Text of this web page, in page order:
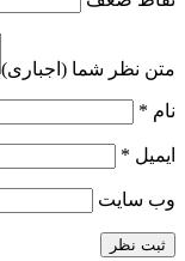
متن نظر شما (اجباری)
نام *
ایمیل *
وب‌ سایت